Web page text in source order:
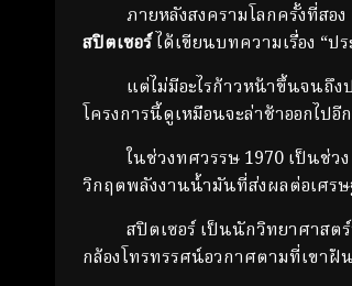
ภายหลังสงครามโลกครั้งที่สอง เ
สปิตเซอร์ได้เขียนบทความเรื่อง “
แต่ไม่มีอะไรก้าวหน้าขึ้นจนถึงปล
โครงการนี้ดูเหมือนจะล่าช้าออกไปอี
ในช่วงทศวรรษ 1970 เป็นช่วง
วิกฤตพลังงานน้ำมันที่ส่งผลต่อเศร
สปิตเซอร์ เป็นนักวิทยาศาสตร์ที่
กล้องโทรทรรศน์อวกาศตามที่เขาฝัน